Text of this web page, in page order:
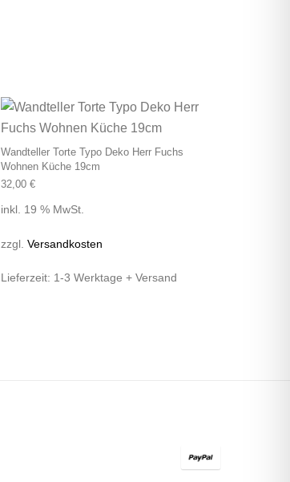
Wandteller Torte Typo Deko Herr Fuchs
Wohnen Küche 19cm
32,00 €
inkl. 19 % MwSt.
zzgl. Versandkosten
Lieferzeit: 1-3 Werktage + Versand